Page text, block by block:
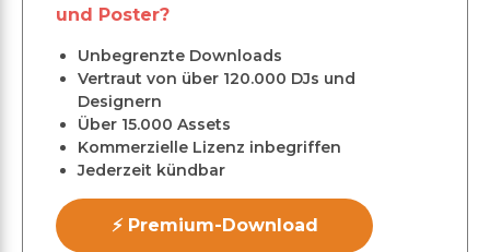
und Poster?
Unbegrenzte Downloads
Vertraut von über 120.000 DJs und
Designern
Über 15.000 Assets
Kommerzielle Lizenz inbegriffen
Jederzeit kündbar
⚡ Premium-Download